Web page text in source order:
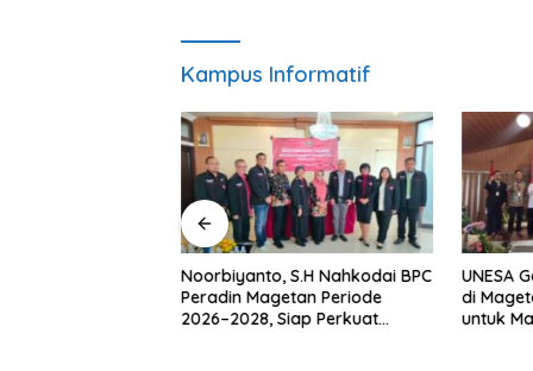
Kampus Informatif
S.H Nahkodai BPC
UNESA Gelar ICAPSTURE 2026
di Magetan, Dorong Inovasi
untuk Masa Depan